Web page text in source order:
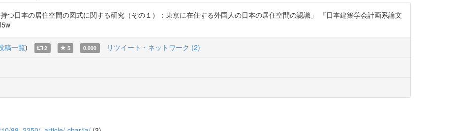
つ日本の居住空間の図式に関する研究（その１）：東京に在住する外国人の日本の居住空間の認識」 『日本建築学会計画系論文
稿一覧) 2 5 0.000 リツイート・ネットワーク (2)